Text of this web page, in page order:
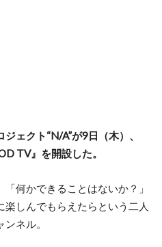
ェクト“N/A”が9日（木）、
TV』を開設した。
何かできることはないか？」
しんでもらえたらという二人
ネル。